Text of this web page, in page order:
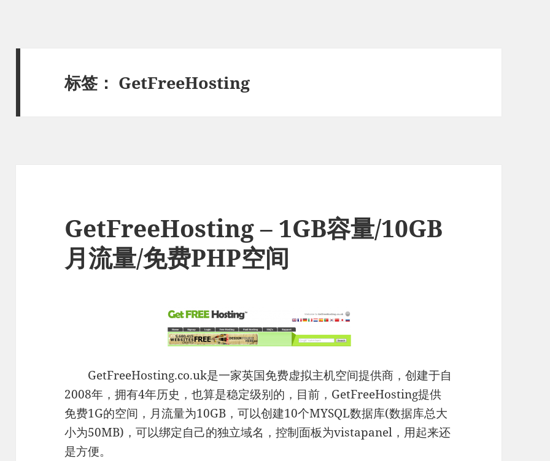
标签： GetFreeHosting
GetFreeHosting – 1GB容量/10GB
月流量/免费PHP空间
GetFreeHosting.co.uk是一家英国免费虚拟主机空间提供商，创建于自
2008年，拥有4年历史，也算是稳定级别的，目前，GetFreeHosting提供
免费1G的空间，月流量为10GB，可以创建10个MYSQL数据库(数据库总大
小为50MB)，可以绑定自己的独立域名，控制面板为vistapanel，用起来还
是方便。